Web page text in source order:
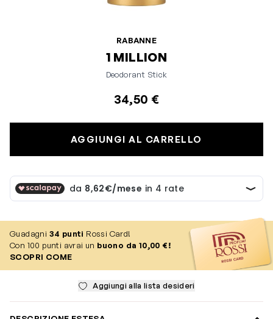
RABANNE
1 MILLION
Deodorant Stick
34,50 €
AGGIUNGI AL CARRELLO
Guadagni 34 punti Rossi Card!
Con 100 punti avrai un buono da 10,00 €!
SCOPRI COME
Aggiungi alla lista desideri